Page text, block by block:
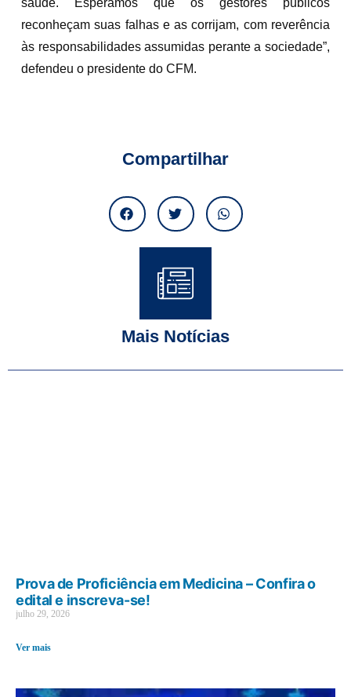
reconheçam suas falhas e as corrijam, com reverência
às responsabilidades assumidas perante a sociedade”,
defendeu o presidente do CFM.
Compartilhar
Mais Notícias
Prova de Proficiência em Medicina – Confira o
edital e inscreva-se!
julho 29, 2026
Ver mais